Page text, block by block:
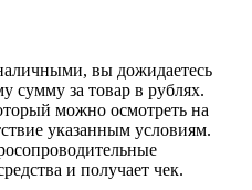
вы дожидаетесь
сумму за товар в рублях.
можно осмотреть на
указанным условиям.
и получает чек.